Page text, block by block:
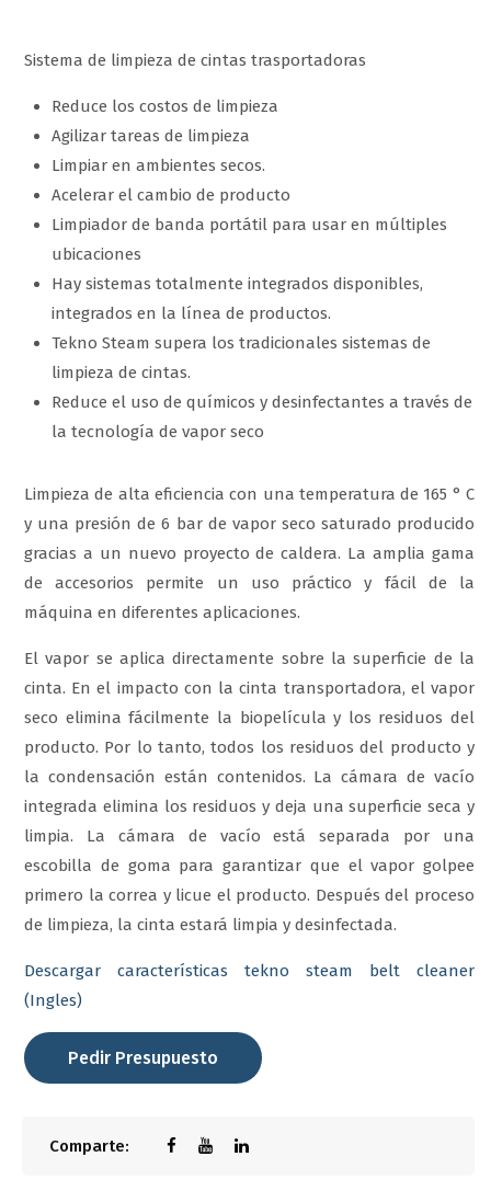
Sistema de limpieza de cintas trasportadoras
Reduce los costos de limpieza
Agilizar tareas de limpieza
Limpiar en ambientes secos.
Acelerar el cambio de producto
Limpiador de banda portátil para usar en múltiples
ubicaciones
Hay sistemas totalmente integrados disponibles,
integrados en la línea de productos.
Tekno Steam supera los tradicionales sistemas de
limpieza de cintas.
Reduce el uso de químicos y desinfectantes a través de
la tecnología de vapor seco
Limpieza de alta eficiencia con una temperatura de 165 ° C
y una presión de 6 bar de vapor seco saturado producido
gracias a un nuevo proyecto de caldera. La amplia gama
de accesorios permite un uso práctico y fácil de la
máquina en diferentes aplicaciones.
El vapor se aplica directamente sobre la superficie de la
cinta. En el impacto con la cinta transportadora, el vapor
seco elimina fácilmente la biopelícula y los residuos del
producto. Por lo tanto, todos los residuos del producto y
la condensación están contenidos. La cámara de vacío
integrada elimina los residuos y deja una superficie seca y
limpia. La cámara de vacío está separada por una
escobilla de goma para garantizar que el vapor golpee
primero la correa y licue el producto. Después del proceso
de limpieza, la cinta estará limpia y desinfectada.
Descargar características tekno steam belt cleaner
(Ingles)
Pedir Presupuesto
Comparte: